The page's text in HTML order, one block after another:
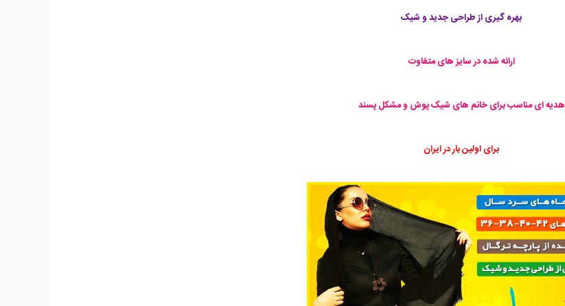
بهره گیری از طراحی جدید و شیک
ارائه شده در سایز های متفاوت
هدیه ای مناسب برای خانم های شیک پوش و مشکل پسند
برای اولین بار در ایران